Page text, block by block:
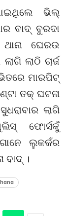
ଭିଲ୍
ବାଦ୍ ବୁରଦା
ଘେରଉ
ଲାଠି ଚାର୍ଜ
ମାରପିଟ୍
ତକ୍ ଘଟନା
ଲାଗି
ଫୋର୍ସକୁଁ
ଲୁକକଁର
ବାଦ୍ ।